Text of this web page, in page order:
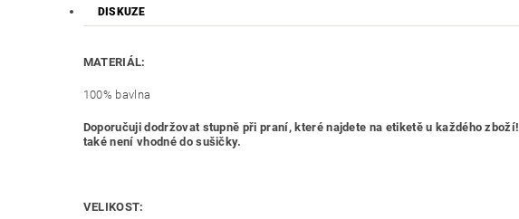
DISKUZE
MATERIÁL:
100% bavlna
Doporučuji dodržovat stupně při praní, které najdete na etiketě u každého
také není vhodné do sušičky.
VELIKOST: